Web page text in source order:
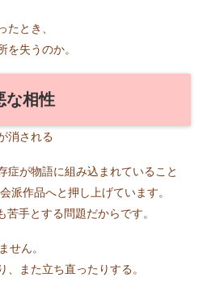
たとき、
を失うのか。
な相性
消される
症が物語に組み込まれていること
派作品へと押し上げています。
手とする問題だからです。
せん。
、また立ち直ったりする。